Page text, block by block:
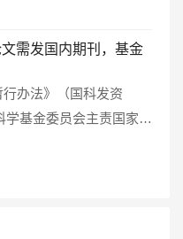
需发国内期刊，基金
办法》（国科发资
学基金委员会主责国家重
（试行）》（国科金发